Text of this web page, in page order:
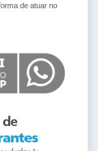
de atuar no